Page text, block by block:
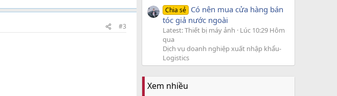
#3
Chia sẻ Có nên mua cửa hàng bán
tóc giả nước ngoài
Latest: Thiết bị máy ảnh
Lúc 10:29 Hôm
qua
Dịch vụ doanh nghiệp xuất nhập khẩu-
Logistics
Xem nhiều